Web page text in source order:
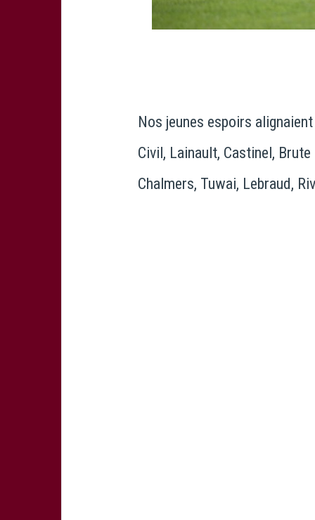
Nos jeunes espoirs
Civil, Lainault, Castinel,
Chalmers, Tuwai, Lebraud,